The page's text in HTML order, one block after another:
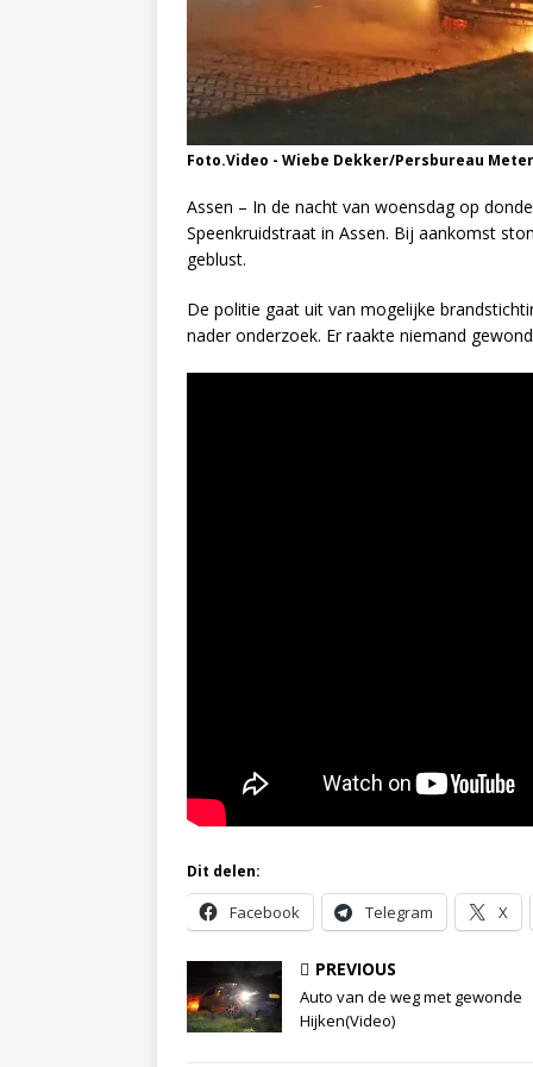
Foto.Video - Wiebe Dekker/Persbureau Meter
Assen – In de nacht van woensdag op
Speenkruidstraat in Assen. Bij aankomst
geblust.
De politie gaat uit van mogelijke
nader onderzoek. Er raakte niemand
Dit delen:
Facebook Telegram X
PREVIOUS
Auto van de weg met gewonde
Hijken(Video)